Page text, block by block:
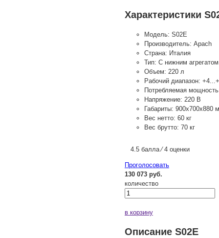
Характеристики
Модель: S02E
Производитель: Apach
Страна: Италия
Тип: С нижним агрегатом
Объем: 220 л
Рабочий диапазон:
Потребляемая
Напряжение: 220 В
Габариты: 900х700х880
Вес нетто: 60 кг
Вес брутто: 70 кг
4.5 балла ⁄ 4 оценки
Проголосовать
130 073 руб.
количество
в корзину
Описание S02E